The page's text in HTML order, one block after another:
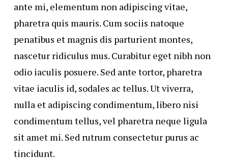
ante mi, elementum non adipiscing vitae,
pharetra quis mauris. Cum sociis natoque
penatibus et magnis dis parturient montes,
nascetur ridiculus mus. Curabitur eget nibh non
odio iaculis posuere. Sed ante tortor, pharetra
vitae iaculis id, sodales ac tellus. Ut viverra,
nulla et adipiscing condimentum, libero nisi
condimentum tellus, vel pharetra neque ligula
sit amet mi. Sed rutrum consectetur purus ac
tincidunt.